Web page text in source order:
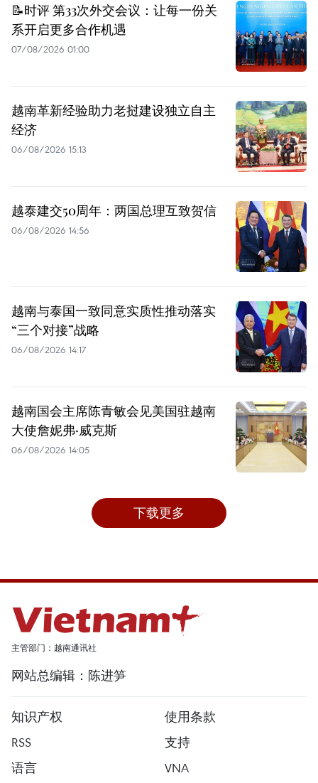
📝时评 第33次外交会议：让每一份关
系开启更多合作机遇
07/08/2026 01:00
越南革新经验助力老挝建设独立自主
经济
06/08/2026 15:13
越泰建交50周年：两国总理互致贺信
06/08/2026 14:56
越南与泰国一致同意实质性推动落实
“三个对接”战略
06/08/2026 14:17
越南国会主席陈青敏会见美国驻越南
大使詹妮弗·威克斯
06/08/2026 14:05
下载更多
主管部门：越南通讯社
网站总编辑：陈进笋
知识产权
使用条款
RSS
支持
语言
VNA